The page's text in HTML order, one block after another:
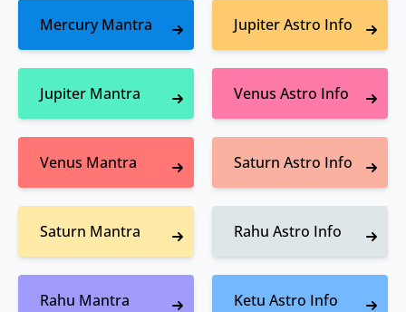
Mercury Mantra Jupiter Astro Info
Jupiter Mantra Venus Astro Info
Venus Mantra Saturn Astro Info
Saturn Mantra Rahu Astro Info
Rahu Mantra Ketu Astro Info